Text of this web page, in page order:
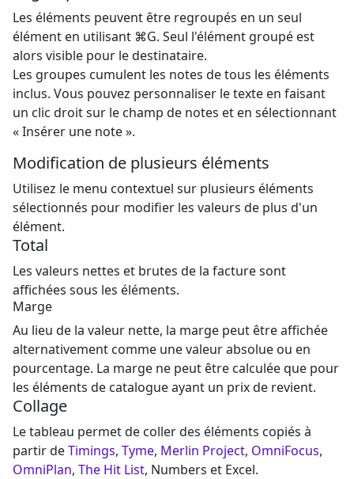
Les éléments peuvent être regroupés en un seul
élément en utilisant ⌘G. Seul l'élément groupé est
alors visible pour le destinataire.
Les groupes cumulent les notes de tous les éléments
inclus. Vous pouvez personnaliser le texte en faisant
un clic droit sur le champ de notes et en sélectionnant
« Insérer une note ».
Modification de plusieurs éléments
Utilisez le menu contextuel sur plusieurs éléments
sélectionnés pour modifier les valeurs de plus d'un
élément.
Total
Les valeurs nettes et brutes de la facture sont
affichées sous les éléments.
Marge
Au lieu de la valeur nette, la marge peut être affichée
alternativement comme une valeur absolue ou en
pourcentage. La marge ne peut être calculée que pour
les éléments de catalogue ayant un prix de revient.
Collage
Le tableau permet de coller des éléments copiés à
partir deTimings, Tyme, Merlin Project, OmniFocus,
OmniPlan, The Hit List, Numbers et Excel.